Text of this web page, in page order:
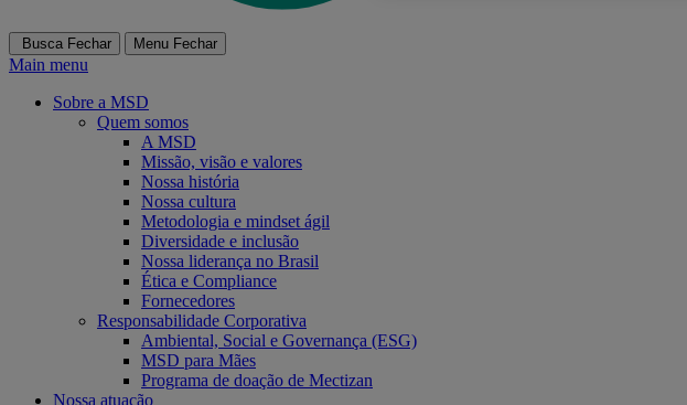
Busca Fechar Menu Fechar
Main menu
Sobre a MSD
Quem somos
A MSD
Missão, visão e valores
Nossa história
Nossa cultura
Metodologia e mindset ágil
Diversidade e inclusão
Nossa liderança no Brasil
Ética e Compliance
Fornecedores
Responsabilidade Corporativa
Ambiental, Social e Governança (ESG)
MSD para Mães
Programa de doação de Mectizan
Nossa atuação